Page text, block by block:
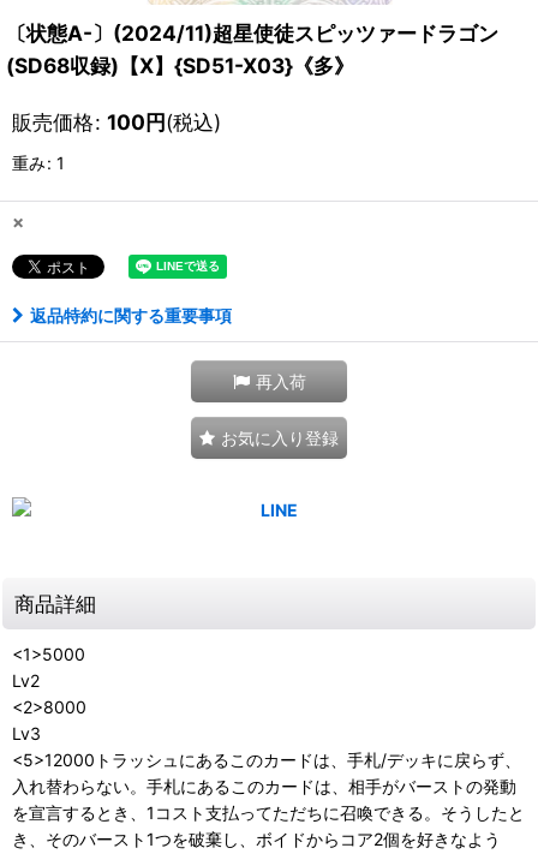
〔状態A-〕(2024/11)超星使徒スピッツァードラゴン
(SD68収録)【X】{SD51-X03}《多》
販売価格: 100円(税込)
重み: 1
×
返品特約に関する重要事項
再入荷
お気に入り登録
商品詳細
<1>5000
Lv2
<2>8000
Lv3
<5>12000トラッシュにあるこのカードは、手札/デッキに戻らず、
入れ替わらない。手札にあるこのカードは、相手がバーストの発動
を宣言するとき、1コスト支払ってただちに召喚できる。そうしたと
き、そのバースト1つを破棄し、ボイドからコア2個を好きなよう